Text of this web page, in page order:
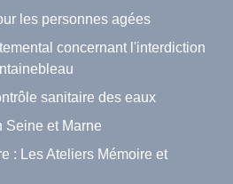
les personnes agées
concernant l'interdiction
sanitaire des eaux
Seine et Marne
: Les Ateliers Mémoire et